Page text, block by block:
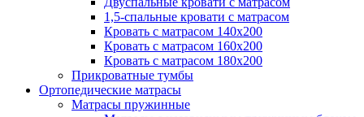
1,5-спальные кровати с матрасом
Кровать с матрасом 140х200
Кровать с матрасом 160х200
Кровать с матрасом 180х200
Прикроватные тумбы
Ортопедические матрасы
Матрасы пружинные